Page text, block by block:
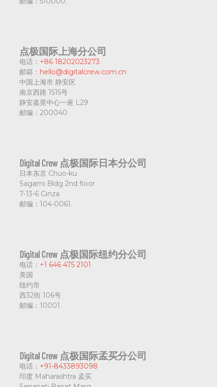
点极国际上海分公司
电话： +86 18202023273
邮箱： hello@digitalcrew.com.cn
中国上海市 静安区
南京西路 1515号
静安嘉里中心一座 L29
邮编： 200040
Digital Crew 点极国际日本分公司
日本东京 Chuo-ku
Sagami Bldg 2nd floor
7-13-6 Ginza
邮编： 104-0061.
Digital Crew 点极国际纽约分公司
电话： +1 646 475 2101
美国
纽约市
西32街 106号
邮编： 10001.
Digital Crew 点极国际孟买分公司
电话： +91-8433893098
印度 Maharashtra 孟买